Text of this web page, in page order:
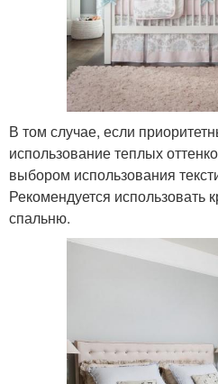
В том случае, если
использование теплых
выбором использования
Рекомендуется
спальню.